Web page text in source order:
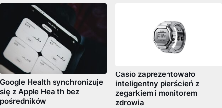
Google Health synchronizuje
się z Apple Health bez
pośredników
Casio zaprezentowało
inteligentny pierścień z
zegarkiem i monitorem
zdrowia